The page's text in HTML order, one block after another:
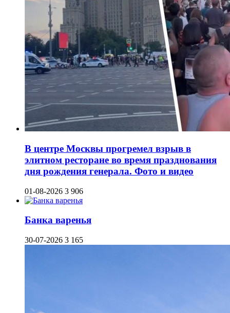
В центре Москвы прогремел взрыв в
элитном ресторане во время празднования
дня рождения генерала. Фото и видео
01-08-2026 3 906
Банка варенья
30-07-2026 3 165